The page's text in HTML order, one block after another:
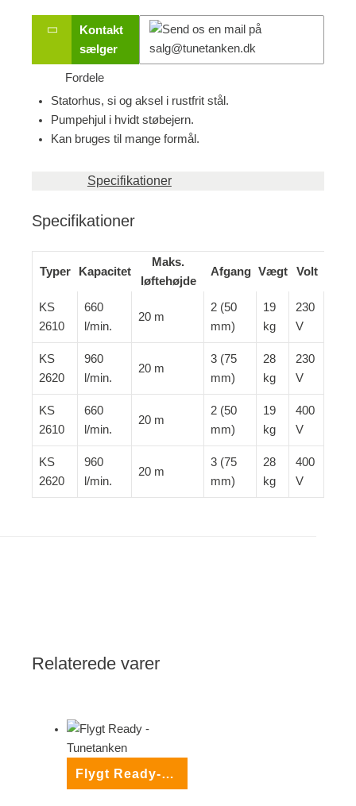
Kontakt
sælger
Fordele
Statorhus, si og aksel i rustfrit stål.
Pumpehjul i hvidt støbejern.
Kan bruges til mange formål.
Specifikationer
Specifikationer
Typer Kapacitet
Maks.
løftehøjde
Afgang Vægt Volt
KS
2610
660
l/min.
20 m
2 (50
mm)
19
kg
230
V
KS
2620
960
l/min.
20 m
3 (75
mm)
28
kg
230
V
KS
2610
660
l/min.
20 m
2 (50
mm)
19
kg
400
V
KS
2620
960
l/min.
20 m
3 (75
mm)
28
kg
400
V
Relaterede varer